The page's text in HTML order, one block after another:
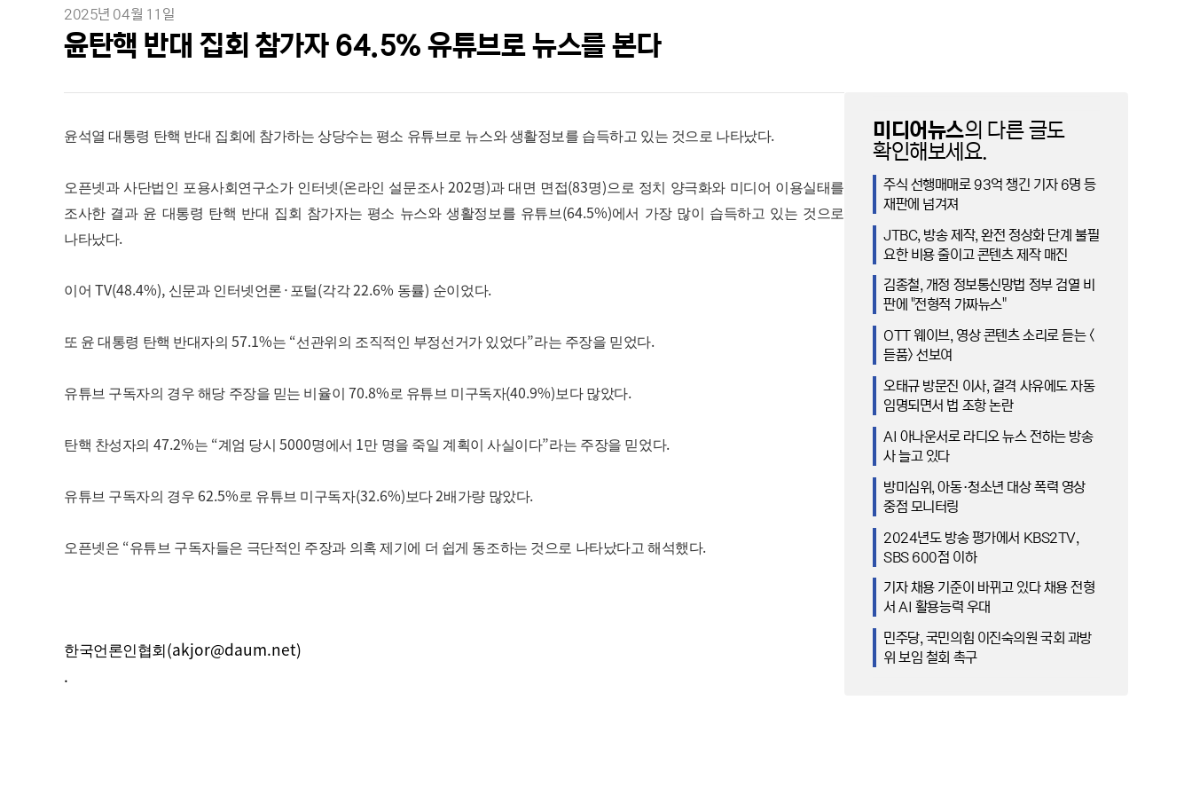
2025년 04월 11일
윤탄핵 반대 집회 참가자 64.5% 유튜브로 뉴스를 본다
윤석열 대통령 탄핵 반대 집회에 참가하는 상당수는 평소 유튜브로 뉴스와 생활정보를 습득하고 있는 것으로 나타났다.
오픈넷과 사단법인 포용사회연구소가 인터넷(온라인 설문조사202명)과 대면 면접(83명)으로 정치 양극화와 미디어 이용실태를
조사한 결과 윤 대통령 탄핵 반대 집회 참가자는 평소 뉴스와 생활정보를 유튜브 (64.5%)에서 가장 많이 습득하고 있는 것으로
나타났다.
이어 TV(48.4%), 신문과 인터넷언론 · 포털(각각22.6% 동률) 순이었다.
또 윤 대통령 탄핵 반대자의57.1%는 “선관위의 조직적인 부정선거가 있었다”라는 주장을 믿었다.
유튜브 구독자의 경우 해당 주장을 믿는 비율이 70.8% 로 유튜브 미구독자(40.9%) 보다 많았다.
탄핵 찬성자의 47.2%는 “계엄 당시5000명에서 1만 명을 죽일 계획이 사실이다”라는 주장을 믿었다.
유튜브 구독자의 경우 62.5% 로 유튜브 미구독자(32.6%) 보다2배가량 많았다.
오픈넷은 “유튜브 구독자들은 극단적인 주장과 의혹 제기에 더 쉽게 동조하는 것으로 나타났다고 해석했다.
한국언론인협회 (akjor@daum.net)
.
미디어뉴스의 다른 글도
확인해보세요.
주식 선행매매로 93억 챙긴 기자 6명 등
재판에 넘겨져
JTBC, 방송 제작, 완전 정상화 단계 불필
요한 비용 줄이고 콘텐츠 제작 매진
김종철, 개정 정보통신망법 정부 검열 비
판에 "전형적 가짜뉴스"
OTT 웨이브, 영상 콘텐츠 소리로 듣는 <
듣품> 선보여
오태규 방문진 이사, 결격 사유에도 자동
임명되면서 법 조항 논란
AI 아나운서로 라디오 뉴스 전하는 방송
사 늘고 있다
방미심위, 아동·청소년 대상 폭력 영상
중점 모니터링
2024년도 방송 평가에서 KBS2TV,
SBS 600점 이하
기자 채용 기준이 바뀌고 있다 채용 전형
서 AI 활용능력 우대
민주당, 국민의힘 이진숙의원 국회 과방
위 보임 철회 촉구